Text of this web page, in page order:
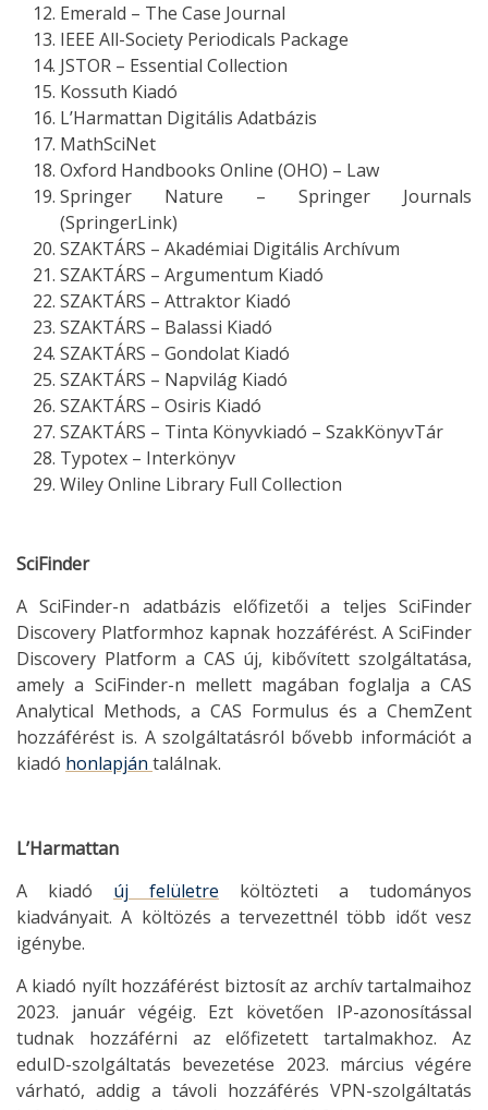
Emerald – The Case Journal
IEEE All-Society Periodicals Package
JSTOR – Essential Collection
Kossuth Kiadó
L’Harmattan Digitális Adatbázis
MathSciNet
Oxford Handbooks Online (OHO) – Law
Springer Nature – Springer Journals
(SpringerLink)
SZAKTÁRS – Akadémiai Digitális Archívum
SZAKTÁRS – Argumentum Kiadó
SZAKTÁRS – Attraktor Kiadó
SZAKTÁRS – Balassi Kiadó
SZAKTÁRS – Gondolat Kiadó
SZAKTÁRS – Napvilág Kiadó
SZAKTÁRS – Osiris Kiadó
SZAKTÁRS – Tinta Könyvkiadó – SzakKönyvTár
Typotex – Interkönyv
Wiley Online Library Full Collection
SciFinder
A SciFinder-n adatbázis előfizetői a teljes SciFinder
Discovery Platformhoz kapnak hozzáférést. A SciFinder
Discovery Platform a CAS új, kibővített szolgáltatása,
amely a SciFinder-n mellett magában foglalja a CAS
Analytical Methods, a CAS Formulus és a ChemZent
hozzáférést is. A szolgáltatásról bővebb információt a
kiadó honlapján találnak.
L’Harmattan
A kiadó új felületre költözteti a tudományos
kiadványait. A költözés a tervezettnél több időt vesz
igénybe.
A kiadó nyílt hozzáférést biztosít az archív tartalmaihoz
2023. január végéig. Ezt követően IP-azonosítással
tudnak hozzáférni az előfizetett tartalmakhoz. Az
eduID-szolgáltatás bevezetése 2023. március végére
várható, addig a távoli hozzáférés VPN-szolgáltatás